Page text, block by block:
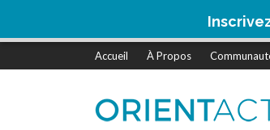
Accueil À Propos